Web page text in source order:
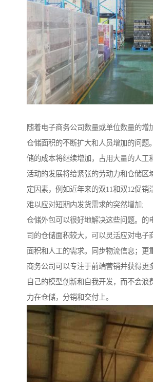
随着电子商务公司数量或单位数量的增
仓储面积的不断扩大和人员增加的问题
储的成本将继续增加，占用大量的人工
活动的发展将给紧张的劳动力和仓储区
定因素，例如近年来的双11和双12促销
难以应对短期内发货需求的突然增加;
仓储外包可以很好地解决这些问题。的
司的仓储面积较大，可以灵活应对电子
面积和人工的需求。同步物流信息；更
商务公司可以专注于前端营销并获得更
自己的模型创新和自我开发，而不会浪
力在仓储，分销和交付上。